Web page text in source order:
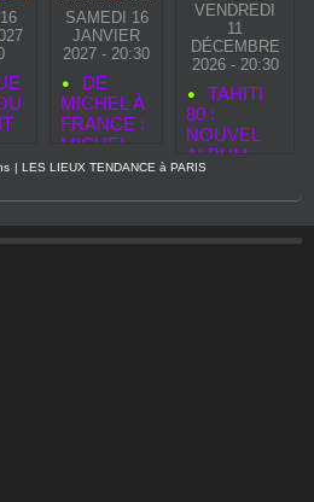
:
SAMEDI 16
JANVIER
2027 - 20:30
DE
MICHEL À
FRANCE :
MICHEL
BERGER
GALL À
L'HONNE
UR DANS
VENDREDI
11
DÉCEMBRE
2026 - 20:30
TAHITI
80 :
NOUVEL
ALBUM,
NOUVEAU
X
| LES LIEUX TENDANCE à PARIS